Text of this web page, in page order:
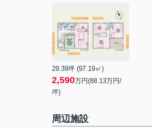
29.39坪 (97.19㎡)
2,590万円(88.13万円/
坪)
周辺施設